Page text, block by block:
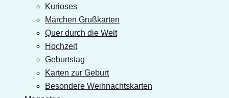
Kurioses
Märchen Grußkarten
Quer durch die Welt
Hochzeit
Geburtstag
Karten zur Geburt
Besondere Weihnachtskarten